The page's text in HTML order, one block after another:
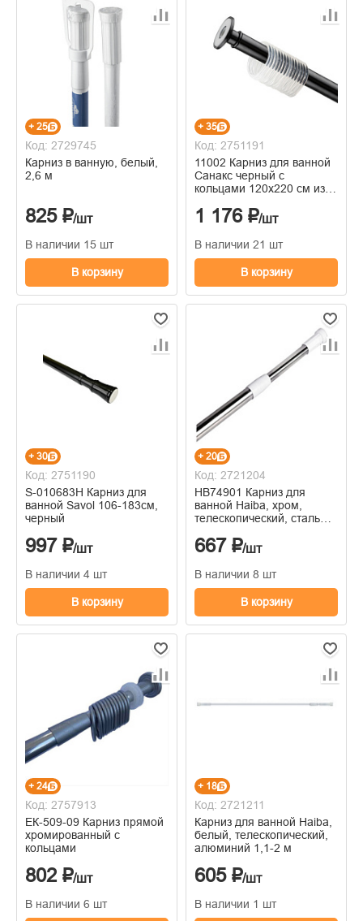
+ 25
Код: 2729745
Карниз в ванную, белый,
2,6 м
825 ₽/шт
В наличии 15 шт
В корзину
+ 35
Код: 2751191
11002 Карниз для ванной
Санакс черный с
кольцами 120х220 см из
1 176 ₽/шт
В наличии 21 шт
В корзину
+ 30
Код: 2751190
S-010683H Карниз для
ванной Savol 106-183см,
черный
997 ₽/шт
В наличии 4 шт
В корзину
+ 20
Код: 2721204
HB74901 Карниз для
ванной Haiba, хром,
телескопический, сталь
667 ₽/шт
В наличии 8 шт
В корзину
+ 24
Код: 2757913
ЕК-509-09 Карниз прямой
хромированный с
кольцами
802 ₽/шт
В наличии 6 шт
+ 18
Код: 2721211
Карниз для ванной Haiba,
белый, телескопический,
алюминий 1,1-2 м
605 ₽/шт
В наличии 1 шт